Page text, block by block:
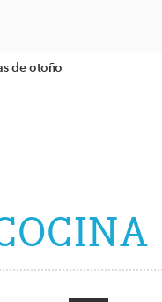
de otoño